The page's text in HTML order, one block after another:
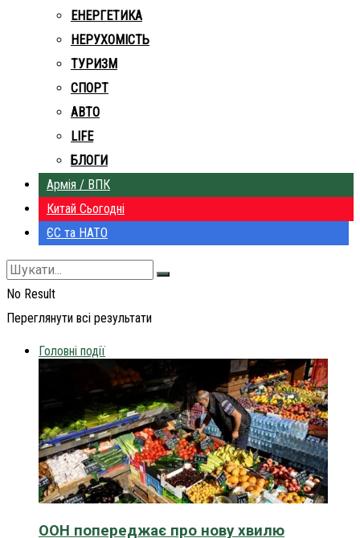
ЕНЕРГЕТИКА
НЕРУХОМІСТЬ
ТУРИЗМ
СПОРТ
АВТО
LIFE
БЛОГИ
Армія / ВПК
Китай Сьогодні
ЄС та НАТО
No Result
Переглянути всі результати
Головні події
ООН попереджає про нову хвилю